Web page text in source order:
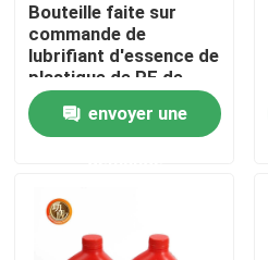
Aperçu
Produits
VR Show
Bouteille faite sur
commande de
lubrifiant d'essence de
plastique de PE de
bouteille d'huile à
moteur de label
envoyer une